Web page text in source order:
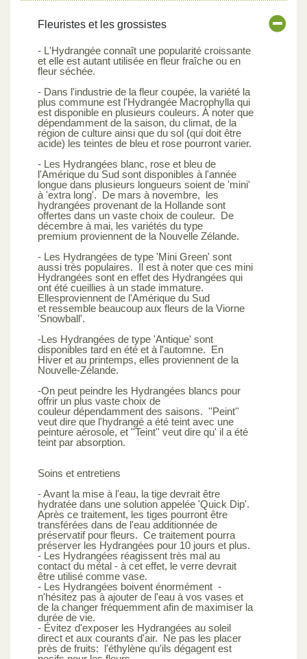
Fleuristes et les grossistes
- L'Hydrangée connaît une popularité croissante
et elle est autant utilisée en fleur fraîche ou en
fleur séchée.
- Dans l'industrie de la fleur coupée, la variété la
plus commune est l'Hydrangée Macrophylla qui
est disponible en plusieurs couleurs. À noter que
dépendamment de la saison, du climat, de la
région de culture ainsi que du sol (qui doit être
acide) les teintes de bleu et rose pourront varier.
- Les Hydrangées blanc, rose et bleu de
l'Amérique du Sud sont disponibles à l'année
longue dans plusieurs longueurs soient de 'mini'
à 'extra long'. De mars à novembre, les
hydrangées provenant de la Hollande sont
offertes dans un vaste choix de couleur. De
décembre à mai, les variétés du type
premium proviennent de la Nouvelle Zélande.
- Les Hydrangées de type 'Mini Green' sont
aussi très populaires. Il est à noter que ces mini
Hydrangées sont en effet des Hydrangées qui
ont été cueillies à un stade immature.
Ellesproviennent de l'Amérique du Sud
et ressemble beaucoup aux fleurs de la Viorne
'Snowball'.
-Les Hydrangées de type 'Antique' sont
disponibles tard en été et à l'automne. En
Hiver et au printemps, elles proviennent de la
Nouvelle-Zélande.
-On peut peindre les Hydrangées blancs pour
offrir un plus vaste choix de
couleur dépendamment des saisons. ''Peint''
veut dire que l'hydrangé a été teint avec une
peinture aérosole, et ''Teint'' veut dire qu' il a été
teint par absorption.
Soins et entretiens
- Avant la mise à l'eau, la tige devrait être
hydratée dans une solution appelée 'Quick Dip'.
Après ce traitement, les tiges pourront être
transférées dans de l'eau additionnée de
préservatif pour fleurs. Ce traitement pourra
préserver les Hydrangées pour 10 jours et plus.
- Les Hydrangées réagissent très mal au
contact du métal - à cet effet, le verre devrait
être utilisé comme vase.
- Les Hydrangées boivent énormément -
n'hésitez pas à ajouter de l'eau à vos vases et
de la changer fréquemment afin de maximiser la
durée de vie.
- Évitez d'exposer les Hydrangées au soleil
direct et aux courants d'air. Ne pas les placer
près de fruits: l'éthylène qu'ils dégagent est